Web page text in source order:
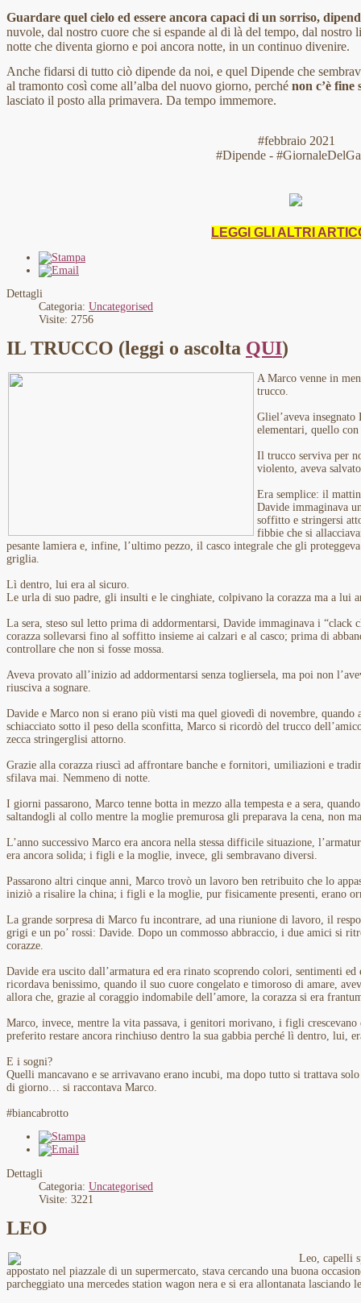
Guardare quel cielo ed essere ancora capaci di un sorriso,
nuvole, dal nostro cuore che si espande al di là del tempo, dal nostro
notte che diventa giorno e poi ancora notte, in un continuo divenire.
Anche fidarsi di tutto ciò dipende da noi, e quel Dipende che
al tramonto così come all’alba del nuovo giorno, perché non c’è fine
lasciato il posto alla primavera. Da tempo immemore.
#febbraio 2021
#Dipende -
LEGGI GLI ALTRI
Dettagli
Categoria: Uncategorised
Visite: 2756
IL TRUCCO (leggi o ascolta QUI)
A Marco venne in
trucco.
Gliel’aveva
elementari, quello
Il trucco serviva per
violento, aveva
Era semplice: il
Davide immaginava
soffitto e stringersi
fibbie che si
pesante lamiera e, infine, l’ultimo pezzo, il casco integrale che gli
griglia.
Lì dentro, lui era al sicuro.
Le urla di suo padre, gli insulti e le cinghiate, colpivano la corazza ma a lui
La sera, steso sul letto prima di addormentarsi, Davide immaginava i “clack
corazza sollevarsi fino al soffitto insieme ai calzari e al casco; prima di
controllare che non si fosse mossa.
Aveva provato all’inizio ad addormentarsi senza togliersela, ma poi non
riusciva a sognare.
Davide e Marco non si erano più visti ma quel giovedì di novembre, quando
schiacciato sotto il peso della sconfitta, Marco si ricordò del trucco
zecca stringerglisi attorno.
Grazie alla corazza riuscì ad affrontare banche e fornitori, umiliazioni e
sfilava mai. Nemmeno di notte.
I giorni passarono, Marco tenne botta in mezzo alla tempesta e a sera,
saltandogli al collo mentre la moglie premurosa gli preparava la cena, non
L’anno successivo Marco era ancora nella stessa difficile situazione,
era ancora solida; i figli e la moglie, invece, gli sembravano diversi.
Passarono altri cinque anni, Marco trovò un lavoro ben retribuito che lo
iniziò a risalire la china; i figli e la moglie, pur fisicamente presenti, erano
La grande sorpresa di Marco fu incontrare, ad una riunione di lavoro, il
grigi e un po’ rossi: Davide. Dopo un commosso abbraccio, i due amici si
corazze.
Davide era uscito dall’armatura ed era rinato scoprendo colori, sentimenti
ricordava benissimo, quando il suo cuore congelato e timoroso di amare,
allora che, grazie al coraggio indomabile dell’amore, la corazza si era
Marco, invece, mentre la vita passava, i genitori morivano, i figli
preferito restare ancora rinchiuso dentro la sua gabbia perché lì dentro, lui,
E i sogni?
Quelli mancavano e se arrivavano erano incubi, ma dopo tutto si trattava
di giorno… si raccontava Marco.
#biancabrotto
Dettagli
Categoria: Uncategorised
Visite: 3221
LEO
Leo, capelli
appostato nel piazzale di un supermercato, stava cercando una buona
parcheggiato una mercedes station wagon nera e si era allontanata lasciando